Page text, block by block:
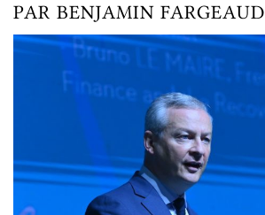
PAR BENJAMIN FARGEAUD